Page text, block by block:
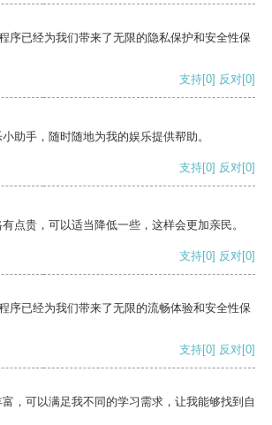
序已经为我们带来了无限的隐私保护和安全性保
支持[0] 反对[0]
助手，随时随地为我的娱乐提供帮助。
支持[0] 反对[0]
点贵，可以适当降低一些，这样会更加亲民。
支持[0] 反对[0]
序已经为我们带来了无限的流畅体验和安全性保
支持[0] 反对[0]
，可以满足我不同的学习需求，让我能够找到自